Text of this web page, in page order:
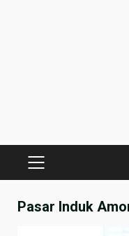
PRIMARY
Pasar Induk